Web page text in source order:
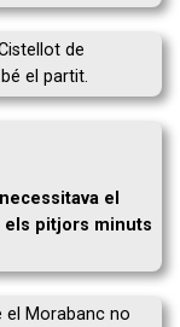
de
el partit.
el
els pitjors minuts
el Morabanc no